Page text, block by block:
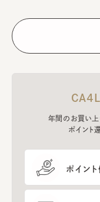
年間のお買い上
ポイント
ポイン